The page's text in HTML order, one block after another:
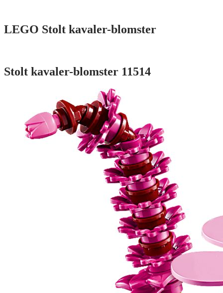
LEGO Stolt kavaler-blomster
Stolt kavaler-blomster 11514